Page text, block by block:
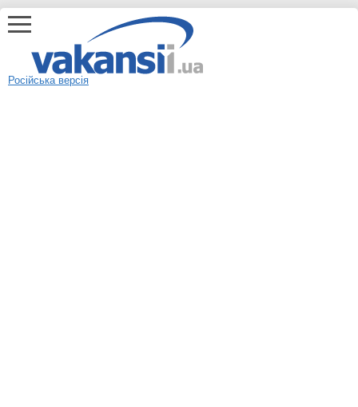
Російська версія